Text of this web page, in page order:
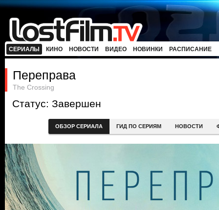
СЕРИАЛЫ КИНО НОВОСТИ ВИДЕО НОВИНКИ РАСПИСАНИЕ
Переправа
The Crossing
Статус: Завершен
ОБЗОР СЕРИАЛА ГИД ПО СЕРИЯМ НОВОСТИ